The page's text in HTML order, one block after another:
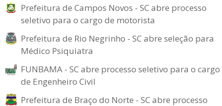
Prefeitura de Campos Novos - SC abre processo
seletivo para o cargo de motorista
Prefeitura de Rio Negrinho - SC abre seleção para
Médico Psiquiatra
FUNBAMA - SC abre processo seletivo para o cargo
de Engenheiro Civil
Prefeitura de Braço do Norte - SC abre processo